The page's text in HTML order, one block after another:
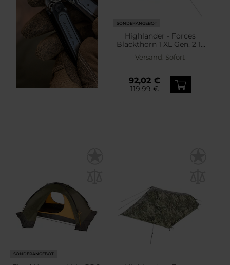
SONDERANGEBOT
Highlander - Forces
Blackthorn 1 XL Gen. 2 1-
Personen Zelt - Scarab
Green
Versand: Sofort
92,02 €
119,99 €
SONDERANGEBOT